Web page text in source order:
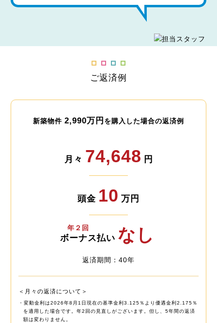
ご返済例
新築物件 2,990万円 を購入した場合の返済例
月々 74,648 円
頭金 10 万円
年２回
ボーナス払い なし
返済期間：40年
＜月々の返済について＞
・変動金利は2026年8月1日現在の基準金利3.125％より優遇金利2.175％
を適用した場合です。年2回の見直しがございます。但し、5年間の返済
額は変わりません。